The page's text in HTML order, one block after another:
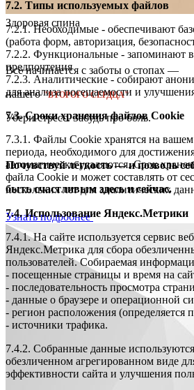
Здоровая спина
Всё начинается с заботы о стопах —
нашего"ВТОРОГО СЕРДЦА"
Убери стресс. Забудь про боль.
Почувствуй лёгкость — и позволь
быть счастливым здесь и сейчас.
Узнать подробнее
7.2. Типы используемых файлов
7.2.1. Необходимые - обеспечивают
(работа форм, авторизация,
7.2.2. Функциональные - запоминают
предпочтения
7.2.3. Аналитические - собирают
для анализа посещаемости и
7.3. Сроки хранения файлов Cookie
7.3.1. Файлы Cookie хранятся на вашем
периода, необходимого для
автоматически удаляются. Срок
файла Cookie и может составлять от
нескольких лет для аналитических
7.4. Использование Яндекс.Метрики
7.4.1. На сайте используется сервис
Яндекс.Метрика для сбора
пользователей. Собираемая
- посещенные страницы и время на
- последовательность просмотра
- данные о браузере и операционной
- регион расположения (определяется
- источники трафика.
7.4.2. Собранные данные
обезличенном агрегированном виде
эффективности сайта и улучшения